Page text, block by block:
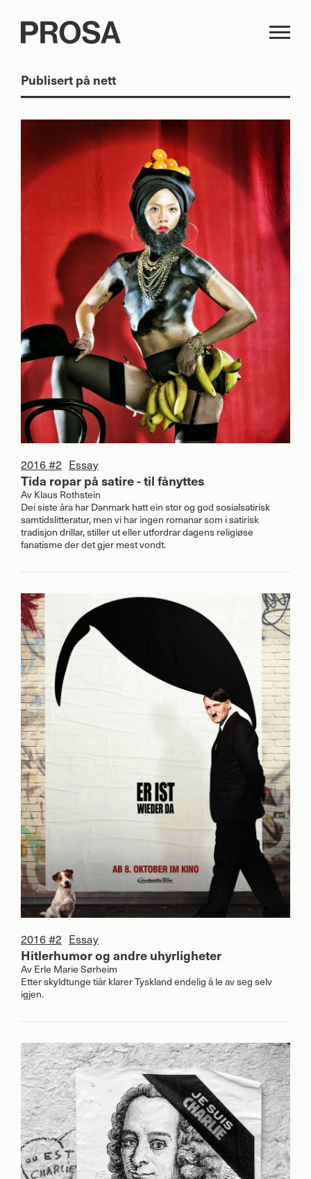
Publisert på nett
2016 #2 Essay
Tida ropar på satire - til fånyttes
Av Klaus Rothstein
Dei siste åra har Danmark hatt ein stor og god sosialsatirisk
samtidslitteratur, men vi har ingen romanar som i satirisk
tradisjon drillar, stiller ut eller utfordrar dagens religiøse
fanatisme der det gjer mest vondt.
2016 #2 Essay
Hitlerhumor og andre uhyrligheter
Av Erle Marie Sørheim
Etter skyldtunge tiår klarer Tyskland endelig å le av seg selv
igjen.